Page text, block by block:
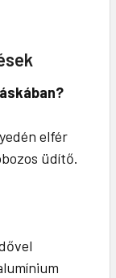
elfér
üdítő.